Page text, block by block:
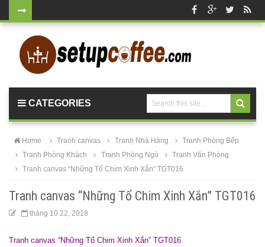
mặt đá
chân mạ
coban tiếp
khách sang
trọng
Bàn ghế gỗ
CATEGORIES
Home Tranh canvas Tranh Nhà Hàng
Tranh Phòng Bếp
Tranh Phòng Khách
Tranh Phòng Ngủ
Tranh Văn Phòng
Tranh canvas “Những Tổ Chim Xinh Xắn” TGT016
Tranh canvas “Những Tổ Chim Xinh Xắn” TGT016
tháng 10 22, 2018
Tranh canvas “Những Tổ Chim Xinh Xắn” TGT016